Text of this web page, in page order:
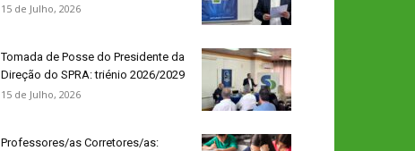
15 de Julho, 2026
Tomada de Posse do Presidente da
Direção do SPRA: triénio 2026/2029
15 de Julho, 2026
Professores/as Corretores/as: